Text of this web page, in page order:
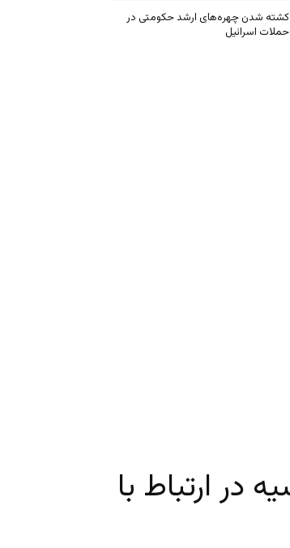
کشته شدن چهره‌های ارشد حکومتی در
حملات اسرائیل